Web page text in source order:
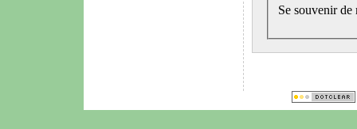
Se souvenir